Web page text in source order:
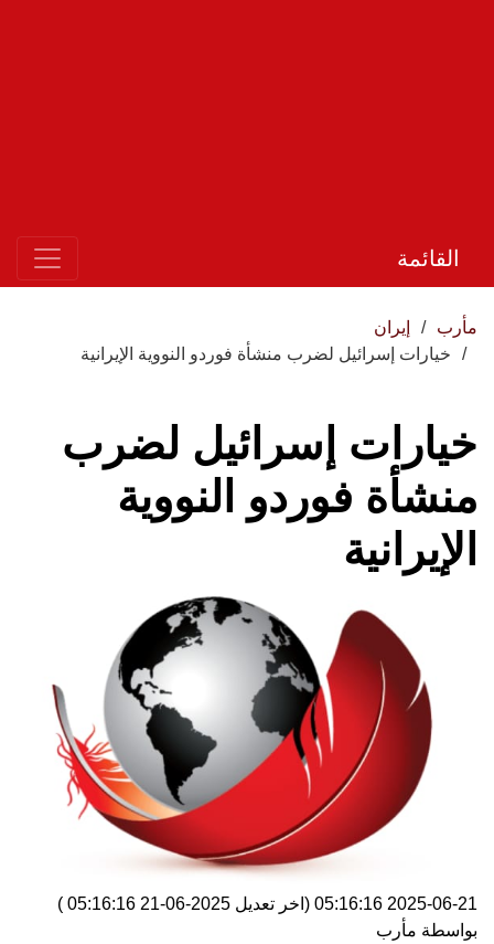
القائمة
مأرب
إيران
خيارات إسرائيل لضرب منشأة فوردو النووية الإيرانية
خيارات إسرائيل لضرب
منشأة فوردو النووية
الإيرانية
2025-06-21 05:16:16 (اخر تعديل 2025-06-21 05:16:16
)
بواسطة مأرب